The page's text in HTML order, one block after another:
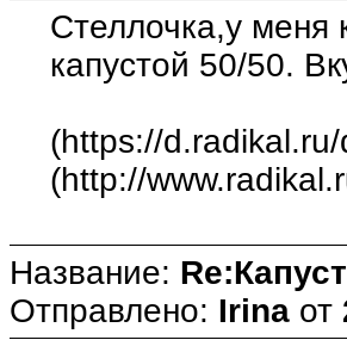
Стеллочка,у меня
капустой 50/50.
(https://
(http://
Название:
Отправлено: Irina от